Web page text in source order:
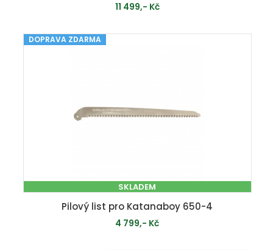
11 499,- Kč
DOPRAVA ZDARMA
SKLADEM
Pilový list pro Katanaboy 650-4
4 799,- Kč